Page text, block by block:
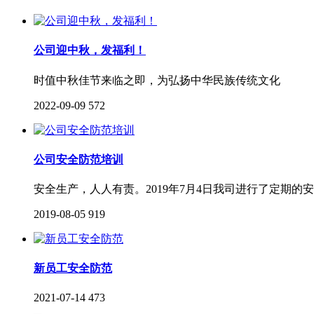
公司迎中秋，发福利！
时值中秋佳节来临之即，为弘扬中华民族传统文化
2022-09-09 572
公司安全防范培训
安全生产，人人有责。2019年7月4日我司进行了定期的安
2019-08-05 919
新员工安全防范
2021-07-14 473